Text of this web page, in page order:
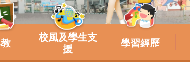
校風及學生支
援
學習經歷